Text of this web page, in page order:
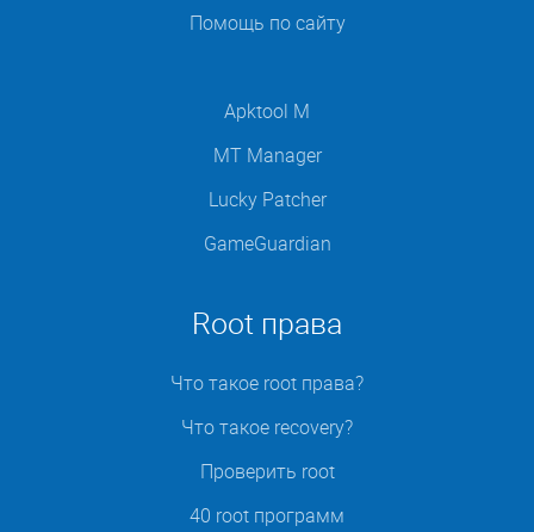
Помощь по сайту
Apktool M
MT Manager
Lucky Patcher
GameGuardian
Root права
Что такое root права?
Что такое recovery?
Проверить root
40 root программ